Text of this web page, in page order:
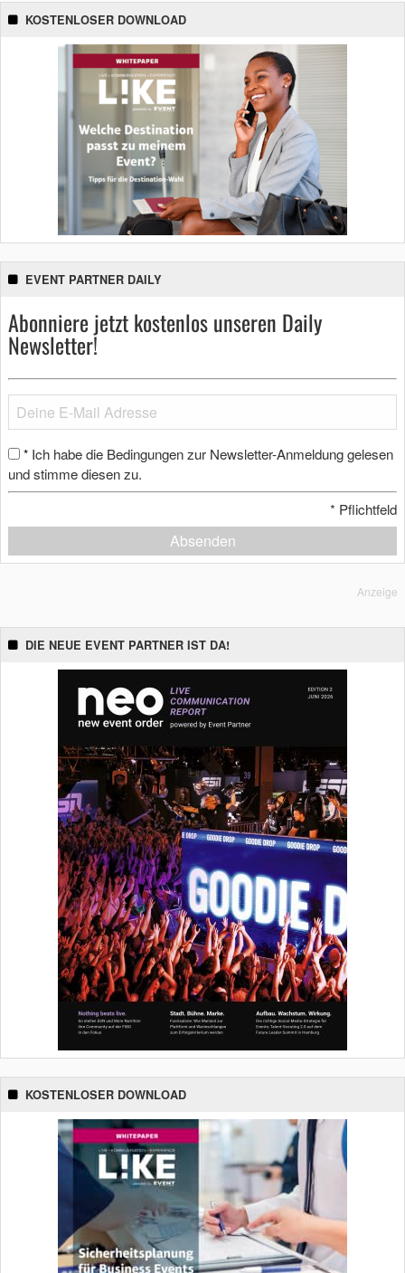
KOSTENLOSER DOWNLOAD
EVENT PARTNER DAILY
Abonniere jetzt kostenlos unseren Daily
Newsletter!
* Ich habe die Bedingungen zur Newsletter-Anmeldung gelesen
und stimme diesen zu.
* Pflichtfeld
Absenden
Anzeige
DIE NEUE EVENT PARTNER IST DA!
KOSTENLOSER DOWNLOAD